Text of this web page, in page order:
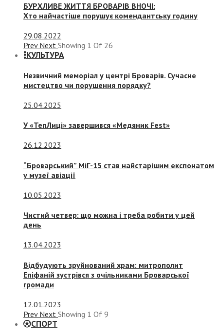
БУРХЛИВЕ ЖИТТЯ БРОВАРІВ ВНОЧІ:
Хто найчастіше порушує комендантську годину
29.08.2022
Prev Next Showing 1 Of 26
КУЛЬТУРА
Незвичний меморіал у центрі Броварів. Сучасне
мистецтво чи порушення порядку?
25.04.2025
У «ТепЛиці» завершився «Медяник Fest»
26.12.2023
“Броварський” МіГ-15 став найстарішим експонатом
у музеї авіації
10.05.2023
Чистий четвер: що можна і треба робити у цей
день
13.04.2023
Відбудують зруйнований храм: митрополит
Епіфаній зустрівся з очільниками Броварської
громади
12.01.2023
Prev Next Showing 1 Of 9
СПОРТ